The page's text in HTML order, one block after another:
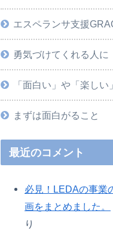
エスペランサ支援
勇気づけてくれる人に
「面白い」や「楽し
まずは面白がること
最近のコメント
必見！LEDAの事業
画をまとめました。
り